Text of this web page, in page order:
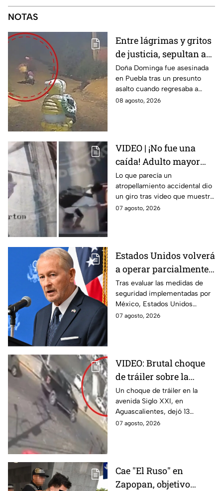
NOTAS
Entre lágrimas y gritos
de justicia, sepultan a
doña Dominga, la
abuelita asesinada tras
asalto en Amozoc,
Puebla
Doña Dominga fue asesinada
en Puebla tras un presunto
asalto cuando regresaba a
casa; familiares y amigos la
08 agosto, 2026
VIDEO | ¡No fue una
caída! Adulto mayor
muere atropellado por
tráiler; joven lo empujó
en Monterrey
Lo que parecía un
atropellamiento accidental dio
un giro tras video que muestra
cómo un joven empujó a
07 agosto, 2026
Estados Unidos volverá
a operar parcialmente
en Michoacán tras
suspensión por
motivos de seguridad
Tras evaluar las medidas de
seguridad implementadas por
México, Estados Unidos
reanudará parcialmente sus
07 agosto, 2026
VIDEO: Brutal choque
de tráiler sobre la
avenida Siglo XXI en
Aguascalientes deja
varios heridos y
destrozos
Un choque de tráiler en la
avenida Siglo XXI, en
Aguascalientes, dejó 13
heridos y varios vehículos
07 agosto, 2026
Cae "El Ruso" en
Zapopan, objetivo